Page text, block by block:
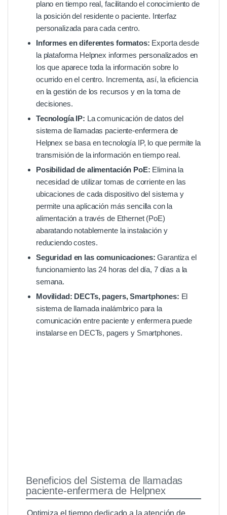
plano en tiempo real, facilitando el conocimiento de
la posición del residente o paciente. Interfaz
personalizada para cada centro.
Informes en diferentes formatos: Exporta desde
la plataforma Helpnex informes personalizados en
los que aparece toda la información sobre lo
ocurrido en el centro. Incrementa, así, la eficiencia
en la gestión de los recursos y en la toma de
decisiones.
Tecnología IP: La comunicación de datos del
sistema de llamadas paciente-enfermera de
Helpnex se basa en tecnología IP, lo que permite la
transmisión de la información en tiempo real.
Posibilidad de alimentación PoE: Elimina la
necesidad de utilizar tomas de corriente en las
ubicaciones de cada dispositivo del sistema y
permite una aplicación más sencilla con la
alimentación a través de Ethernet (PoE)
abaratando notablemente la instalación y
reduciendo costes.
Seguridad en las comunicaciones: Garantiza el
funcionamiento las 24 horas del día, 7 días a la
semana.
Movilidad: DECTs, pagers, Smartphones: El
sistema de llamada inalámbrico para la
comunicación entre paciente y enfermera puede
instalarse en DECTs, pagers y Smartphones.
Beneficios del Sistema de llamadas
paciente-enfermera de Helpnex